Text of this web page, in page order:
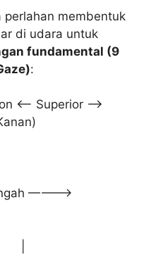
perlahan membentuk
di udara untuk
fundamental (9
:
<—- Superior —->
———–>
|